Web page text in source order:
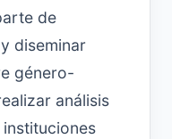
de
diseminar
género-
análisis